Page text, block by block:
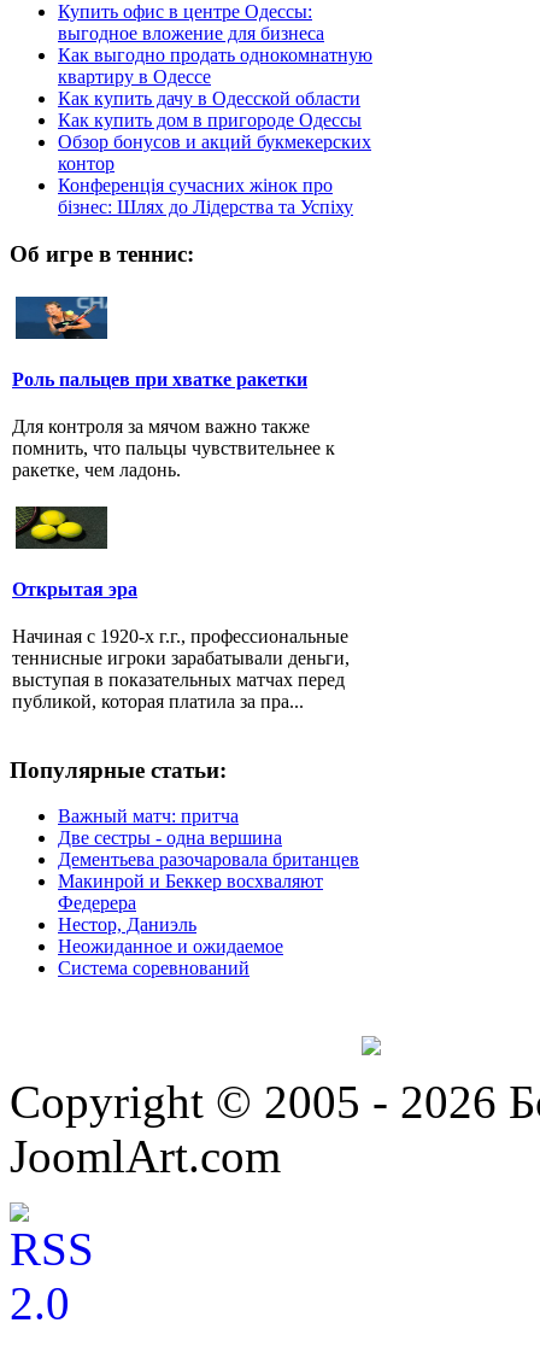
Купить офис в центре Одессы:
выгодное вложение для бизнеса
Как выгодно продать однокомнатную
квартиру в Одессе
Как купить дачу в Одесской области
Как купить дом в пригороде Одессы
Обзор бонусов и акций букмекерских
контор
Конференція сучасних жінок про
бізнес: Шлях до Лідерства та Успіху
Об игре в теннис:
Роль пальцев при хватке ракетки
Для контроля за мячом важно также
помнить, что пальцы чувствительнее к
ракетке, чем ладонь.
Открытая эра
Начиная с 1920-х г.г., профессиональные
теннисные игроки зарабатывали деньги,
выступая в показательных матчах перед
публикой, которая платила за пра...
Популярные статьи:
Важный матч: притча
Две сестры - одна вершина
Дементьева разочаровала британцев
Макинрой и Беккер восхваляют
Федерера
Нестор, Даниэль
Неожиданное и ожидаемое
Система соревнований
Copyright © 2005 - 2026
JoomlArt.com